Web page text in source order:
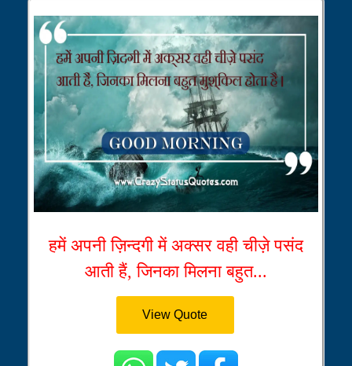
हमें अपनी ज़िन्दगी में अक्सर वही चीज़े पसंद
आती हैं, जिनका मिलना बहुत...
View Quote